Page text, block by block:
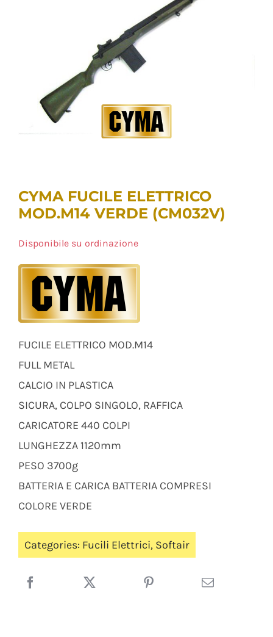
CYMA FUCILE ELETTRICO
MOD.M14 VERDE (CM032V)
Disponibile su ordinazione
FUCILE ELETTRICO MOD.M14
FULL METAL
CALCIO IN PLASTICA
SICURA, COLPO SINGOLO, RAFFICA
CARICATORE 440 COLPI
LUNGHEZZA 1120mm
PESO 3700g
BATTERIA E CARICA BATTERIA COMPRESI
COLORE VERDE
Categories: Fucili Elettrici, Softair